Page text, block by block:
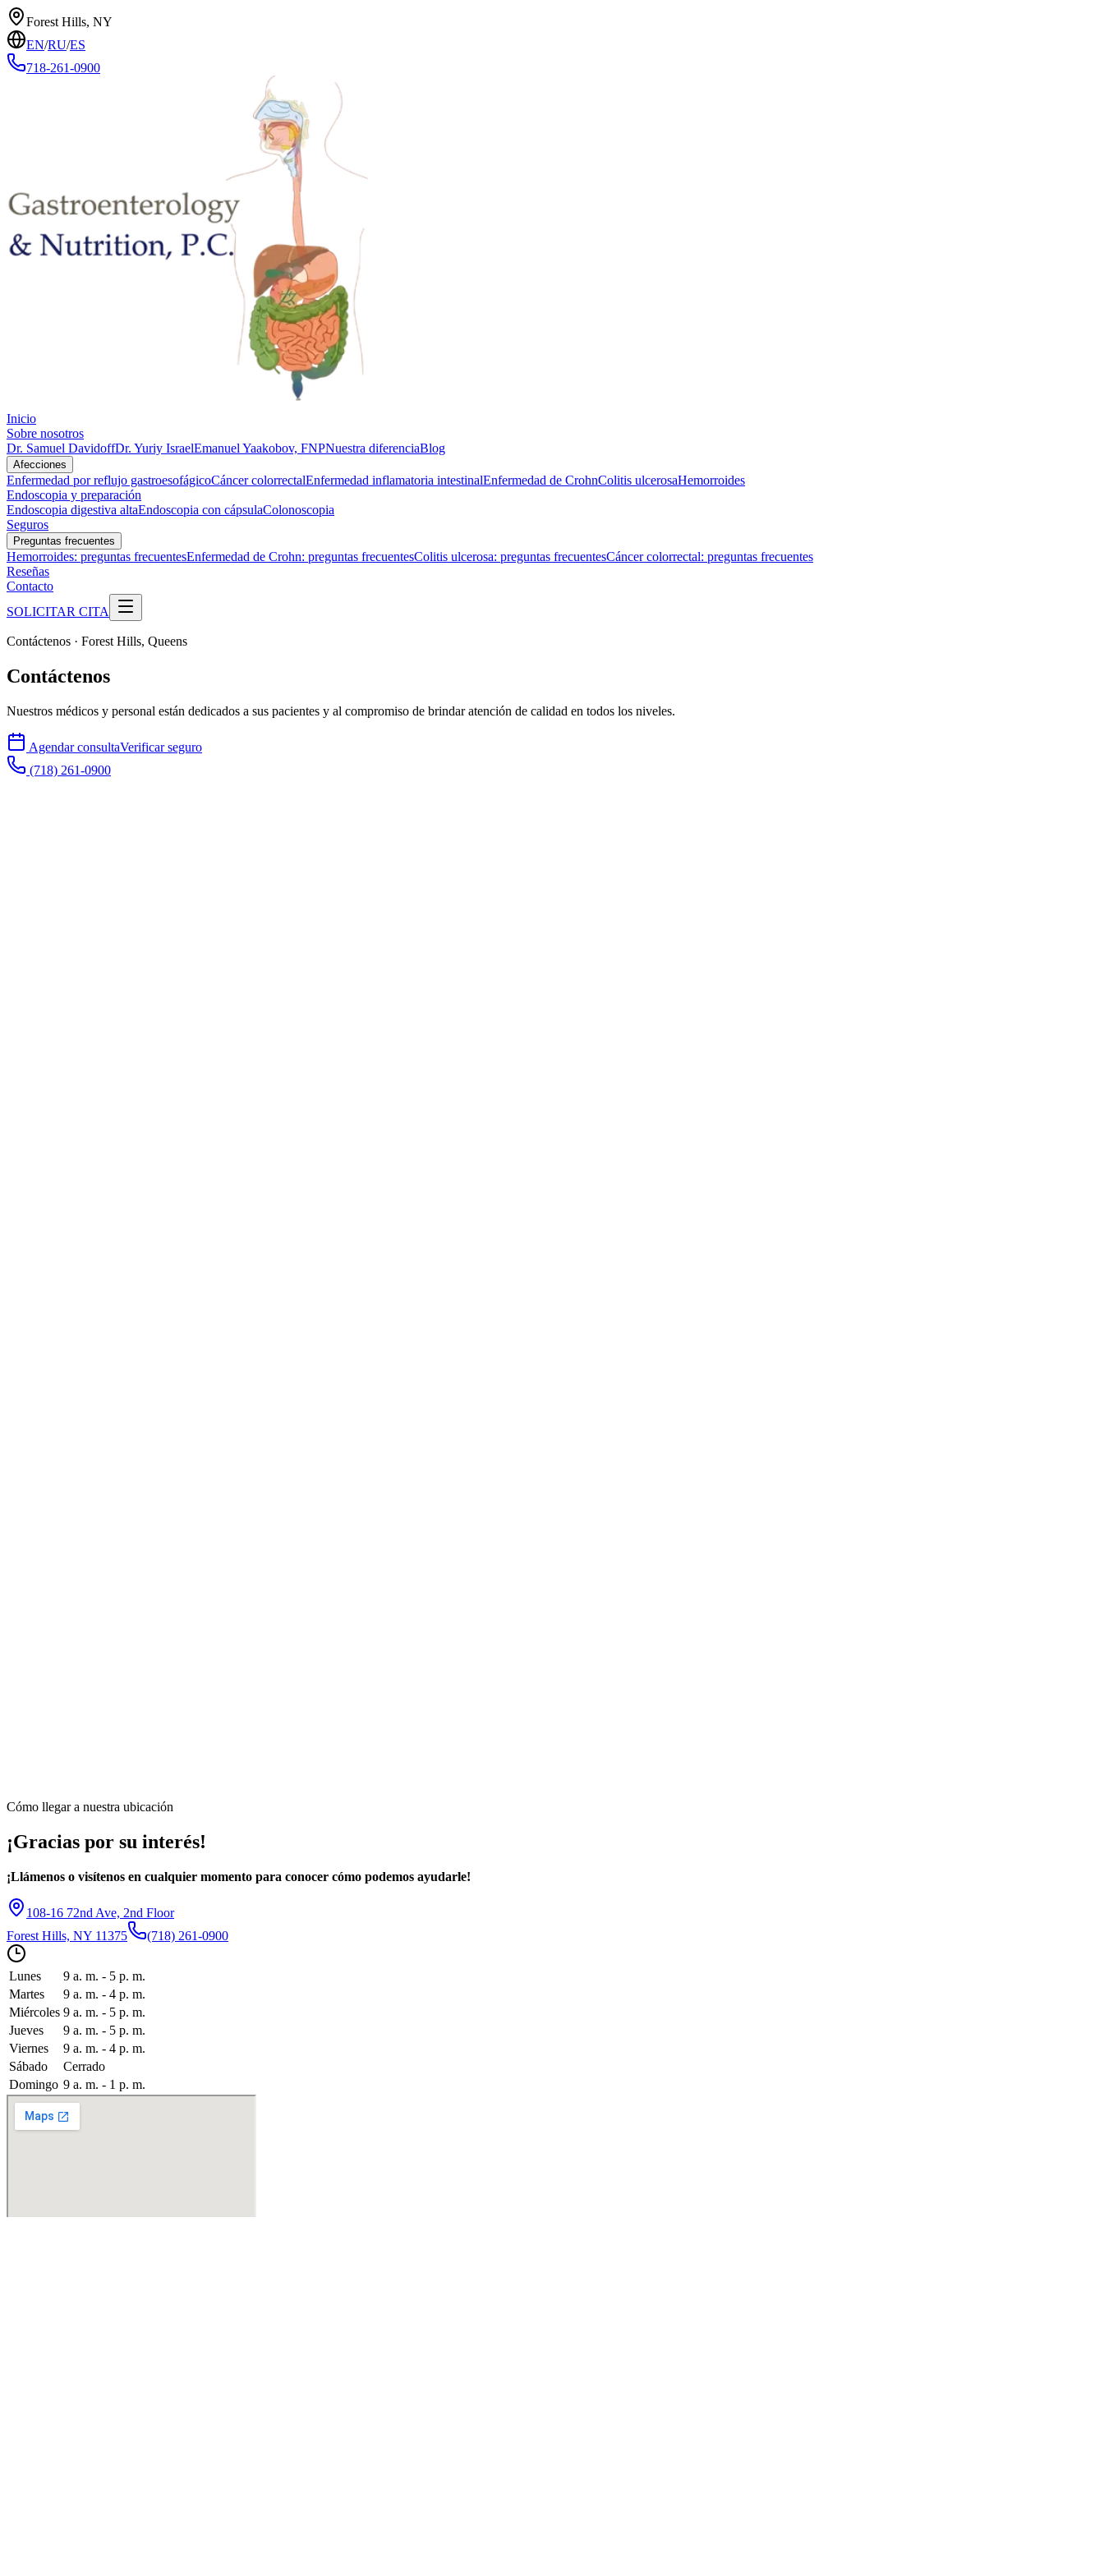
Forest Hills, NY
EN/RU/ES
718-261-0900
Inicio
Sobre nosotros
Dr. Samuel DavidoffDr. Yuriy IsraelEmanuel Yaakobov, FNPNuestra diferenciaBlog
Afecciones
Enfermedad por reflujo gastroesofágicoCáncer colorrectalEnfermedad inflamatoria intestinalEnfermedad de CrohnColitis ulcerosaHemorroides
Endoscopia y preparación
Endoscopia digestiva altaEndoscopia con cápsulaColonoscopia
Seguros
Preguntas frecuentes
Hemorroides: preguntas frecuentesEnfermedad de Crohn: preguntas frecuentesColitis ulcerosa: preguntas frecuentesCáncer colorrectal: preguntas frecuentes
Reseñas
Contacto
SOLICITAR CITA
Contáctenos · Forest Hills, Queens
Contáctenos
Nuestros médicos y personal están dedicados a sus pacientes y al compromiso de brindar atención de calidad en todos los niveles.
Agendar consultaVerificar seguro
(718) 261-0900
Cómo llegar a nuestra ubicación
¡Gracias por su interés!
¡Llámenos o visítenos en cualquier momento para conocer cómo podemos ayudarle!
108-16 72nd Ave, 2nd Floor
Forest Hills, NY 11375
(718) 261-0900
Lunes
9 a. m. - 5 p. m.
Martes
9 a. m. - 4 p. m.
Miércoles 9 a. m. - 5 p. m.
Jueves
9 a. m. - 5 p. m.
Viernes
9 a. m. - 4 p. m.
Sábado
Cerrado
Domingo 9 a. m. - 1 p. m.